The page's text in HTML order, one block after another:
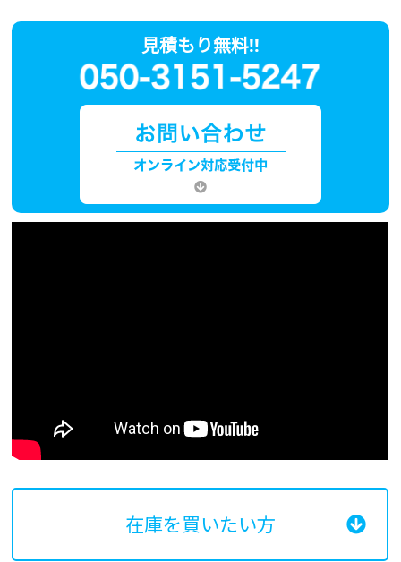
見積もり無料!!
在庫を買いたい方